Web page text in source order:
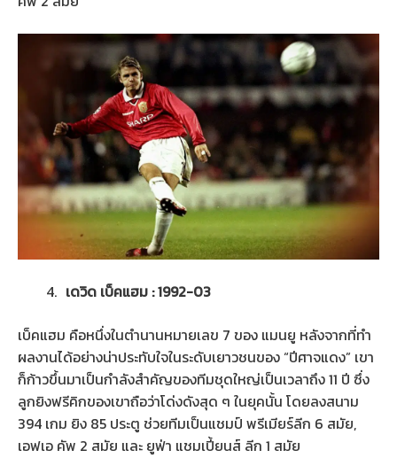
เดวิด เบ็คแฮม : 1992-03
เบ็คแฮม คือหนึ่งในตำนานหมายเลข 7 ของ แมนยู หลังจากที่ทำ
ผลงานได้อย่างน่าประทับใจในระดับเยาวชนของ “ปีศาจแดง” เขา
ก็ก้าวขึ้นมาเป็นกำลังสำคัญของทีมชุดใหญ่เป็นเวลาถึง 11 ปี ซึ่ง
ลูกยิงฟรีคิกของเขาถือว่าโด่งดังสุด ๆ ในยุคนั้น โดยลงสนาม
394 เกม ยิง 85 ประตู ช่วยทีมเป็นแชมป์ พรีเมียร์ลีก 6 สมัย,
เอฟเอ คัพ 2 สมัย และ ยูฟ่า แชมเปี้ยนส์ ลีก 1 สมัย